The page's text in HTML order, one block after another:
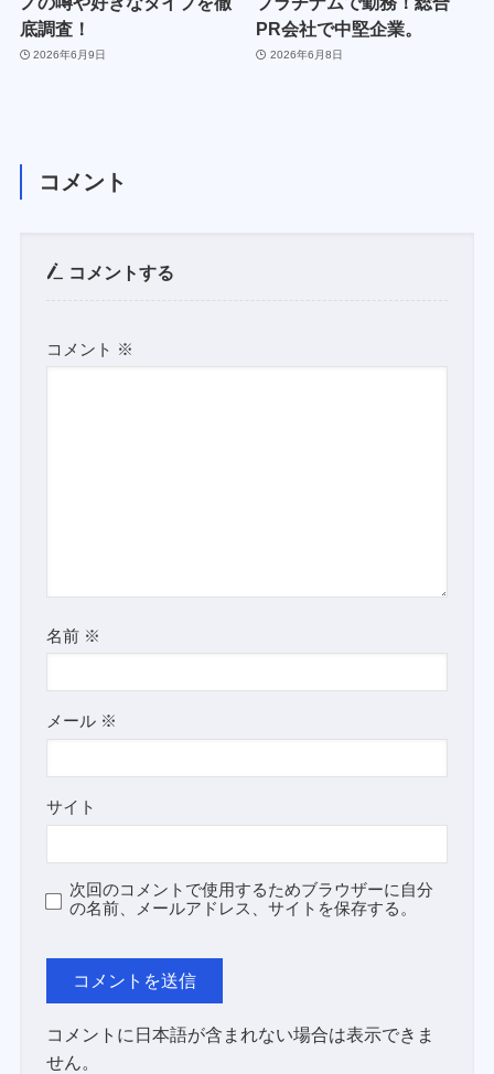
底調査！
2026年6月9日
PR会社で中堅企業。
2026年6月8日
コメント
コメントする
コメント ※
名前 ※
メール ※
サイト
次回のコメントで使用するためブラウザーに自分
の名前、メールアドレス、サイトを保存する。
コメントに日本語が含まれない場合は表示できま
せん。